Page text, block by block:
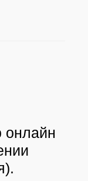
онлайн